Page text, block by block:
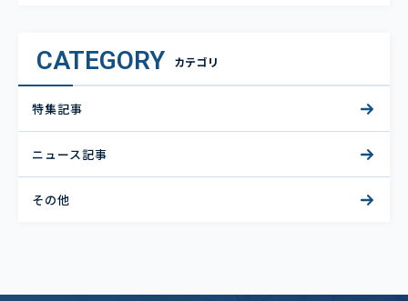
CATEGORY カテゴリ
特集記事
ニュース記事
その他